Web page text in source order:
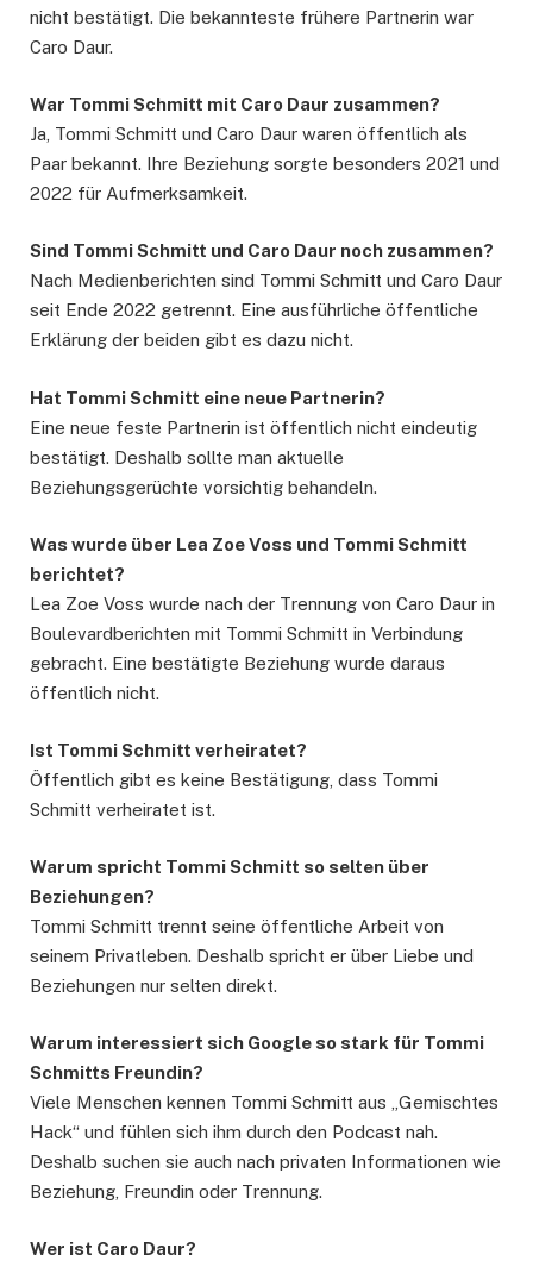
nicht bestätigt. Die bekannteste frühere Partnerin war
Caro Daur.
War Tommi Schmitt mit Caro Daur zusammen?
Ja, Tommi Schmitt und Caro Daur waren öffentlich als
Paar bekannt. Ihre Beziehung sorgte besonders 2021 und
2022 für Aufmerksamkeit.
Sind Tommi Schmitt und Caro Daur noch zusammen?
Nach Medienberichten sind Tommi Schmitt und Caro Daur
seit Ende 2022 getrennt. Eine ausführliche öffentliche
Erklärung der beiden gibt es dazu nicht.
Hat Tommi Schmitt eine neue Partnerin?
Eine neue feste Partnerin ist öffentlich nicht eindeutig
bestätigt. Deshalb sollte man aktuelle
Beziehungsgerüchte vorsichtig behandeln.
Was wurde über Lea Zoe Voss und Tommi Schmitt
berichtet?
Lea Zoe Voss wurde nach der Trennung von Caro Daur in
Boulevardberichten mit Tommi Schmitt in Verbindung
gebracht. Eine bestätigte Beziehung wurde daraus
öffentlich nicht.
Ist Tommi Schmitt verheiratet?
Öffentlich gibt es keine Bestätigung, dass Tommi
Schmitt verheiratet ist.
Warum spricht Tommi Schmitt so selten über
Beziehungen?
Tommi Schmitt trennt seine öffentliche Arbeit von
seinem Privatleben. Deshalb spricht er über Liebe und
Beziehungen nur selten direkt.
Warum interessiert sich Google so stark für Tommi
Schmitts Freundin?
Viele Menschen kennen Tommi Schmitt aus „Gemischtes
Hack“ und fühlen sich ihm durch den Podcast nah.
Deshalb suchen sie auch nach privaten Informationen wie
Beziehung, Freundin oder Trennung.
Wer ist Caro Daur?